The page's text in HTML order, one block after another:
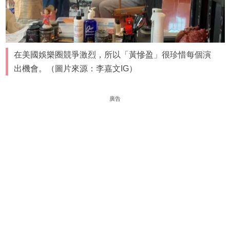
在美國娛樂圈競爭激烈，所以「黃慘盈」很珍惜每個演
出機會。（圖片來源：李嘉文IG）
廣告